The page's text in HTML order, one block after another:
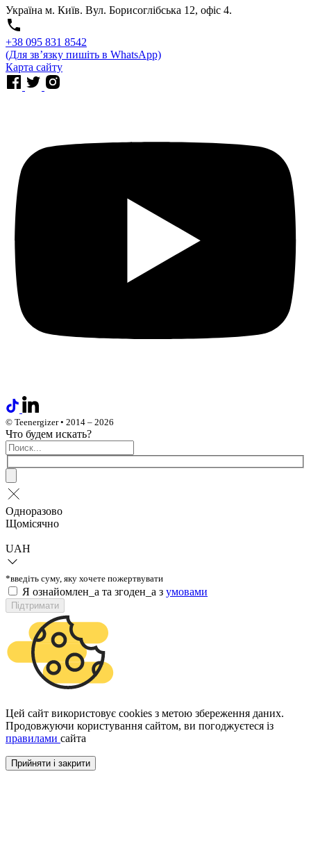
Україна м. Київ. Вул. Борисоглібська 12, офіс 4.
⁨+38 095 831 8542⁩
(Для звʼязку пишіть в WhatsApp)
Карта сайту
© Teenergizer • 2014 – 2026
Что будем искать?
Одноразово
Щомісячно
UAH
*введіть суму, яку хочете пожертвувати
Я ознайомлен_а та згоден_а з умовами
Підтримати
Цей сайт використовує cookies з метою збереження даних.
Продовжуючи користування сайтом, ви погоджуєтеся із
правилами сайта
Прийняти і закрити